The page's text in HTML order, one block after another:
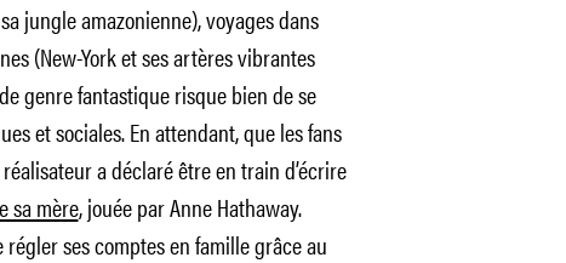
jungle amazonienne), voyages dans
(New-York et ses artères vibrantes
genre fantastique risque bien de se
et sociales. En attendant, que les fans
a déclaré être en train d’écrire
sa mère, jouée par Anne Hathaway.
régler ses comptes en famille grâce au